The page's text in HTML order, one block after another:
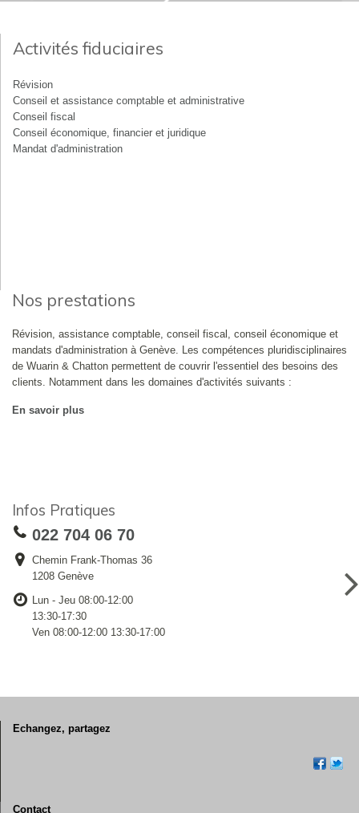
Activités fiduciaires
Révision
Conseil et assistance comptable et administrative
Conseil fiscal
Conseil économique, financier et juridique
Mandat d'administration
Nos prestations
Révision, assistance comptable, conseil fiscal, conseil économique et
mandats d'administration à Genève. Les compétences pluridisciplinaires
de Wuarin & Chatton permettent de couvrir l'essentiel des besoins des
clients. Notamment dans les domaines d'activités suivants :
En savoir plus
Infos Pratiques
022 704 06 70
Chemin Frank-Thomas 36
1208 Genève
Lun - Jeu 08:00-12:00
13:30-17:30
Ven 08:00-12:00 13:30-17:00
Echangez, partagez
Contact